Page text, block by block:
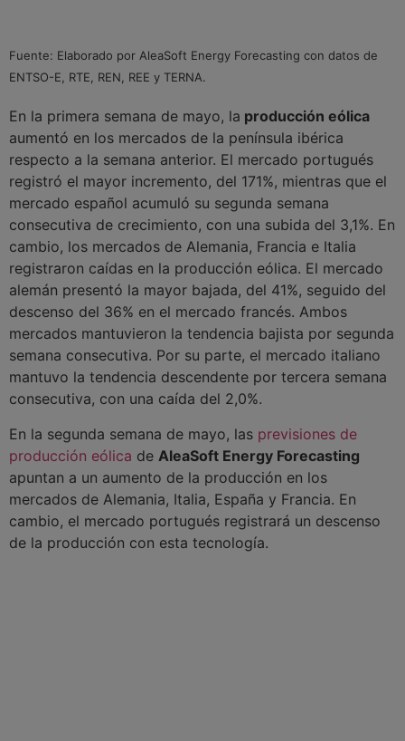
Fuente: Elaborado por AleaSoft Energy Forecasting con datos de
ENTSO-E, RTE, REN, REE y TERNA.
En la primera semana de mayo, la producción eólica
aumentó en los mercados de la península ibérica
respecto a la semana anterior. El mercado portugués
registró el mayor incremento, del 171%, mientras que el
mercado español acumuló su segunda semana
consecutiva de crecimiento, con una subida del 3,1%. En
cambio, los mercados de Alemania, Francia e Italia
registraron caídas en la producción eólica. El mercado
alemán presentó la mayor bajada, del 41%, seguido del
descenso del 36% en el mercado francés. Ambos
mercados mantuvieron la tendencia bajista por segunda
semana consecutiva. Por su parte, el mercado italiano
mantuvo la tendencia descendente por tercera semana
consecutiva, con una caída del 2,0%.
En la segunda semana de mayo, las previsiones de
producción eólica de AleaSoft Energy Forecasting
apuntan a un aumento de la producción en los
mercados de Alemania, Italia, España y Francia. En
cambio, el mercado portugués registrará un descenso
de la producción con esta tecnología.